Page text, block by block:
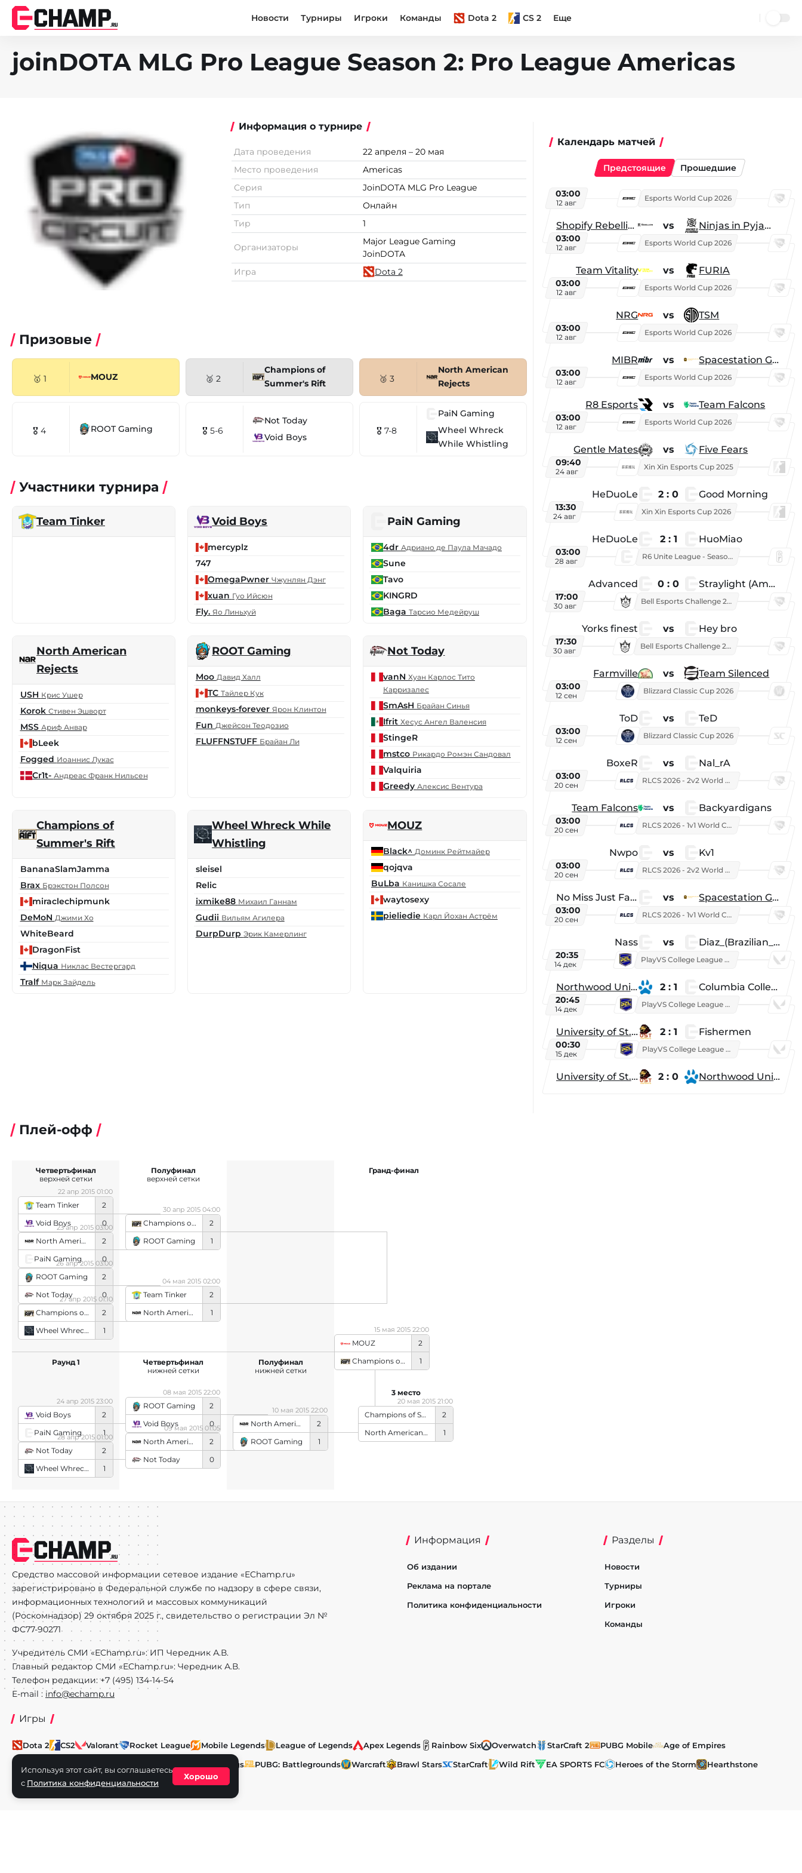
Новости Турниры Игроки Команды Dota 2 CS 2 Еще
joinDOTA MLG Pro League Season 2: Pro League Americas
Информация о турнире
Дата проведения
22 апреля – 20 мая
Место проведения
Americas
Серия
JoinDOTA MLG Pro League
Тип
Онлайн
Тир
1
Организаторы
Major League Gaming
JoinDOTA
Игра
Dota 2
Призовые
🥇 1 MOUZ 🥈 2
Champions of
Summer's Rift
🥉 3
North American
Rejects
🎖 4 ROOT Gaming 🎖 5-6
Not Today
Void Boys
🎖 7-8
PaiN Gaming
Wheel Whreck
While Whistling
Участники турнира
Team Tinker Void Boys
mercyplz
747
OmegaPwner Чжунлян Дэнг
xuan Гуо Ийсюн
Fly. Яо Линьхуй
PaiN Gaming
4dr Адриано де Паула Мачадо
Sune
Tavo
KINGRD
Baga Тарсио Медейруш
North American
Rejects
USH Крис Ушер
Korok Стивен Эшворт
MSS Ариф Анвар
bLeek
Fogged Иоаннис Лукас
Cr1t- Андреас Франк Нильсен
ROOT Gaming
Moo Давид Халл
TC Тайлер Кук
monkeys-forever Ярон Клинтон
Fun Джейсон Теодозио
FLUFFNSTUFF Брайан Ли
Not Today
vanN Хуан Карлос Тито
Карризалес
SmAsH Брайан Синья
Ifrit Хесус Ангел Валенсия
StingeR
mstco Рикардо Ромэн Сандовал
Valquiria
Greedy Алексис Вентура
Champions of
Summer's Rift
BananaSlamJamma
Brax Брэкстон Полсон
miraclechipmunk
DeMoN Джими Хо
WhiteBeard
DragonFist
Niqua Никлас Вестергард
Tralf Марк Зайдель
Wheel Whreck While
Whistling
sleisel
Relic
ixmike88 Михаил Ганнам
Gudii Вильям Агилера
DurpDurp Эрик Камерлинг
MOUZ
Black^ Доминк Рейтмайер
qojqva
BuLba Канишка Сосале
waytosexy
pieliedie Карл Йохан Астрём
Календарь матчей
Предстоящие Прошедшие
03:00
12 авг
Esports World Cup 2026
Shopify Rebellion vs Ninjas in Pyjamas
03:00
12 авг
Esports World Cup 2026
Team Vitality vs FURIA
03:00
12 авг
Esports World Cup 2026
NRG vs TSM
03:00
12 авг
Esports World Cup 2026
MIBR vs Spacestation Gaming
03:00
12 авг
Esports World Cup 2026
R8 Esports vs Team Falcons
03:00
12 авг
Esports World Cup 2026
Gentle Mates vs Five Fears
09:40
24 авг
Xin Xin Esports Cup 2025
HeDuoLe 2 : 0 Good Morning
13:30
24 авг
Xin Xin Esports Cup 2026
HeDuoLe 2 : 1 HuoMiao
03:00
28 авг
R6 Unite League - Season 1
Advanced 0 : 0 Straylight (American team)
17:00
30 авг
Bell Esports Challenge 2026
Yorks finest vs Hey bro
17:30
30 авг
Bell Esports Challenge 2026
Farmville vs Team Silenced
03:00
12 сен
Blizzard Classic Cup 2026
ToD vs TeD
03:00
12 сен
Blizzard Classic Cup 2026
BoxeR vs Nal_rA
03:00
20 сен
RLCS 2026 - 2v2 World Championship
Team Falcons vs Backyardigans
03:00
20 сен
RLCS 2026 - 1v1 World Championship
Nwpo vs Kv1
03:00
20 сен
RLCS 2026 - 2v2 World Championship
No Miss Just Fake vs Spacestation Gaming
03:00
20 сен
RLCS 2026 - 1v1 World Championship
Nass vs Diaz_(Brazilian_Player)
20:35
14 дек
PlayVS College League 2025: Fall
Northwood University 2 : 1 Columbia College
20:45
14 дек
PlayVS College League 2025: Fall
University of St. Thomas 2 : 1 Fishermen
00:30
15 дек
PlayVS College League 2025: Fall
University of St. Thomas 2 : 0 Northwood University
Плей-офф
Team Tinker
2
Void Boys
0
22 апр 2015 01:00
North American Rejects
2
PaiN Gaming
0
23 апр 2015 03:00
ROOT Gaming
2
Not Today
0
26 апр 2015 03:00
Champions of Summer's Rift
2
Wheel Whreck While Whistling
1
27 апр 2015 01:10
Четвертьфинал
верхней сетки
Champions of Summer's Rift
2
ROOT Gaming
1
30 апр 2015 04:00
Team Tinker
2
North American Rejects
1
04 мая 2015 02:00
Полуфинал
верхней сетки
Void Boys
2
PaiN Gaming
1
24 апр 2015 23:00
Not Today
2
Wheel Whreck While Whistling
1
28 апр 2015 01:00
Раунд 1
ROOT Gaming
2
Void Boys
0
08 мая 2015 22:00
North American Rejects
2
Not Today
0
09 мая 2015 01:05
Четвертьфинал
нижней сетки
North American Rejects
2
ROOT Gaming
1
10 мая 2015 22:00
Полуфинал
нижней сетки
MOUZ
2
Champions of Summer's Rift
1
15 мая 2015 22:00
Гранд-финал
Champions of Summer's Rift
2
North American Rejects
1
20 мая 2015 21:00
3 место
Средство массовой информации сетевое издание «EChamp.ru»
зарегистрировано в Федеральной службе по надзору в сфере связи,
информационных технологий и массовых коммуникаций
(Роскомнадзор) 29 октября 2025 г., свидетельство о регистрации Эл №
ФС77-90271
Учредитель СМИ «EChamp.ru»: ИП Чередник А.В.
Главный редактор СМИ «EChamp.ru»: Чередник А.В.
Телефон редакции: +7 (495) 134-14-54
E-mail : info@echamp.ru
Информация
Об издании
Реклама на портале
Политика конфиденциальности
Разделы
Новости
Турниры
Игроки
Команды
Игры
Dota 2 CS2 Valorant Rocket League Mobile Legends League of Legends Apex Legends Rainbow Six Overwatch StarCraft 2 PUBG Mobile
Age of Empires
Honor of Kings PUBG: Battlegrounds Warcraft Brawl Stars StarCraft Wild Rift EA SPORTS FC Heroes of the Storm
Hearthstone
Artifact
World of Tanks Call of Duty
Используя этот сайт, вы соглашаетесь
с Политика конфиденциальности
Хорошо